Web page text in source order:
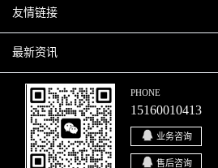
微信小程序
移动APP
商城解决方案
商城会员积分商城解决方案
网站解决方案
智慧校园解决方案
智慧停车解决方案
友情链接
厦门小程序开发
厦门APP开发
厦门微商城开发
博客园
最新资讯
行业资讯
爬虫动态
PHONE
15160010413
业务咨询
售后咨询